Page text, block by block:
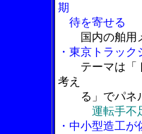
期
待を寄せる
国内の舶用
・東京トラッ
テーマは「
考え
る」でパネ
運転手不
・中小型造工